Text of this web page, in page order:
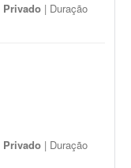
Privado | Duração
Privado | Duração